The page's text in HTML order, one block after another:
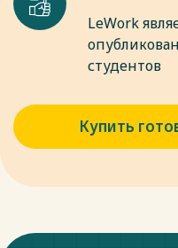
конференции. – М., 2017. -
Весь текст будет
LeWork
студентов
Купить